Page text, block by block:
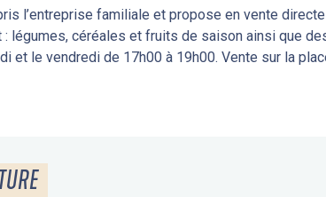
l’entreprise familiale et propose en vente
légumes, céréales et fruits de saison ainsi que
et le vendredi de 17h00 à 19h00. Vente sur la